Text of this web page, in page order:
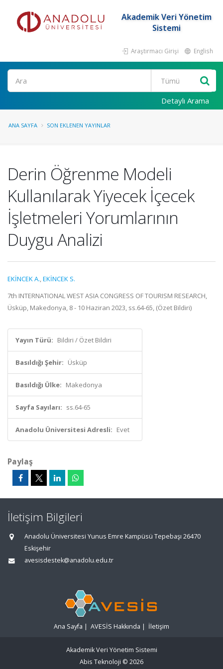
Akademik Veri Yönetim
Sistemi
Araştırmacı Girişi English
Ara
Detaylı Arama
ANA SAYFA SON EKLENEN YAYINLAR
Derin Öğrenme Modeli
Kullanılarak Yiyecek İçecek
İşletmeleri Yorumlarının
Duygu Analizi
EKİNCEK A.,EKİNCEK S.
7th INTERNATIONAL WEST ASIA CONGRESS OF TOURISM RESEARCH,
Üsküp, Makedonya, 8 - 10 Haziran 2023, ss.64-65, (Özet Bildiri)
Yayın Türü: Bildiri / Özet Bildiri
Basıldığı Şehir: Üsküp
Basıldığı Ülke: Makedonya
Sayfa Sayıları: ss.64-65
Anadolu Üniversitesi Adresli: Evet
Paylaş
İletişim Bilgileri
Anadolu Üniversitesi Yunus Emre Kampüsü Tepebaşı 26470
Eskişehir
avesisdestek@anadolu.edu.tr
Ana Sayfa | AVESİS Hakkında | İletişim
Akademik Veri Yönetim Sistemi
Abis Teknoloji © 2026